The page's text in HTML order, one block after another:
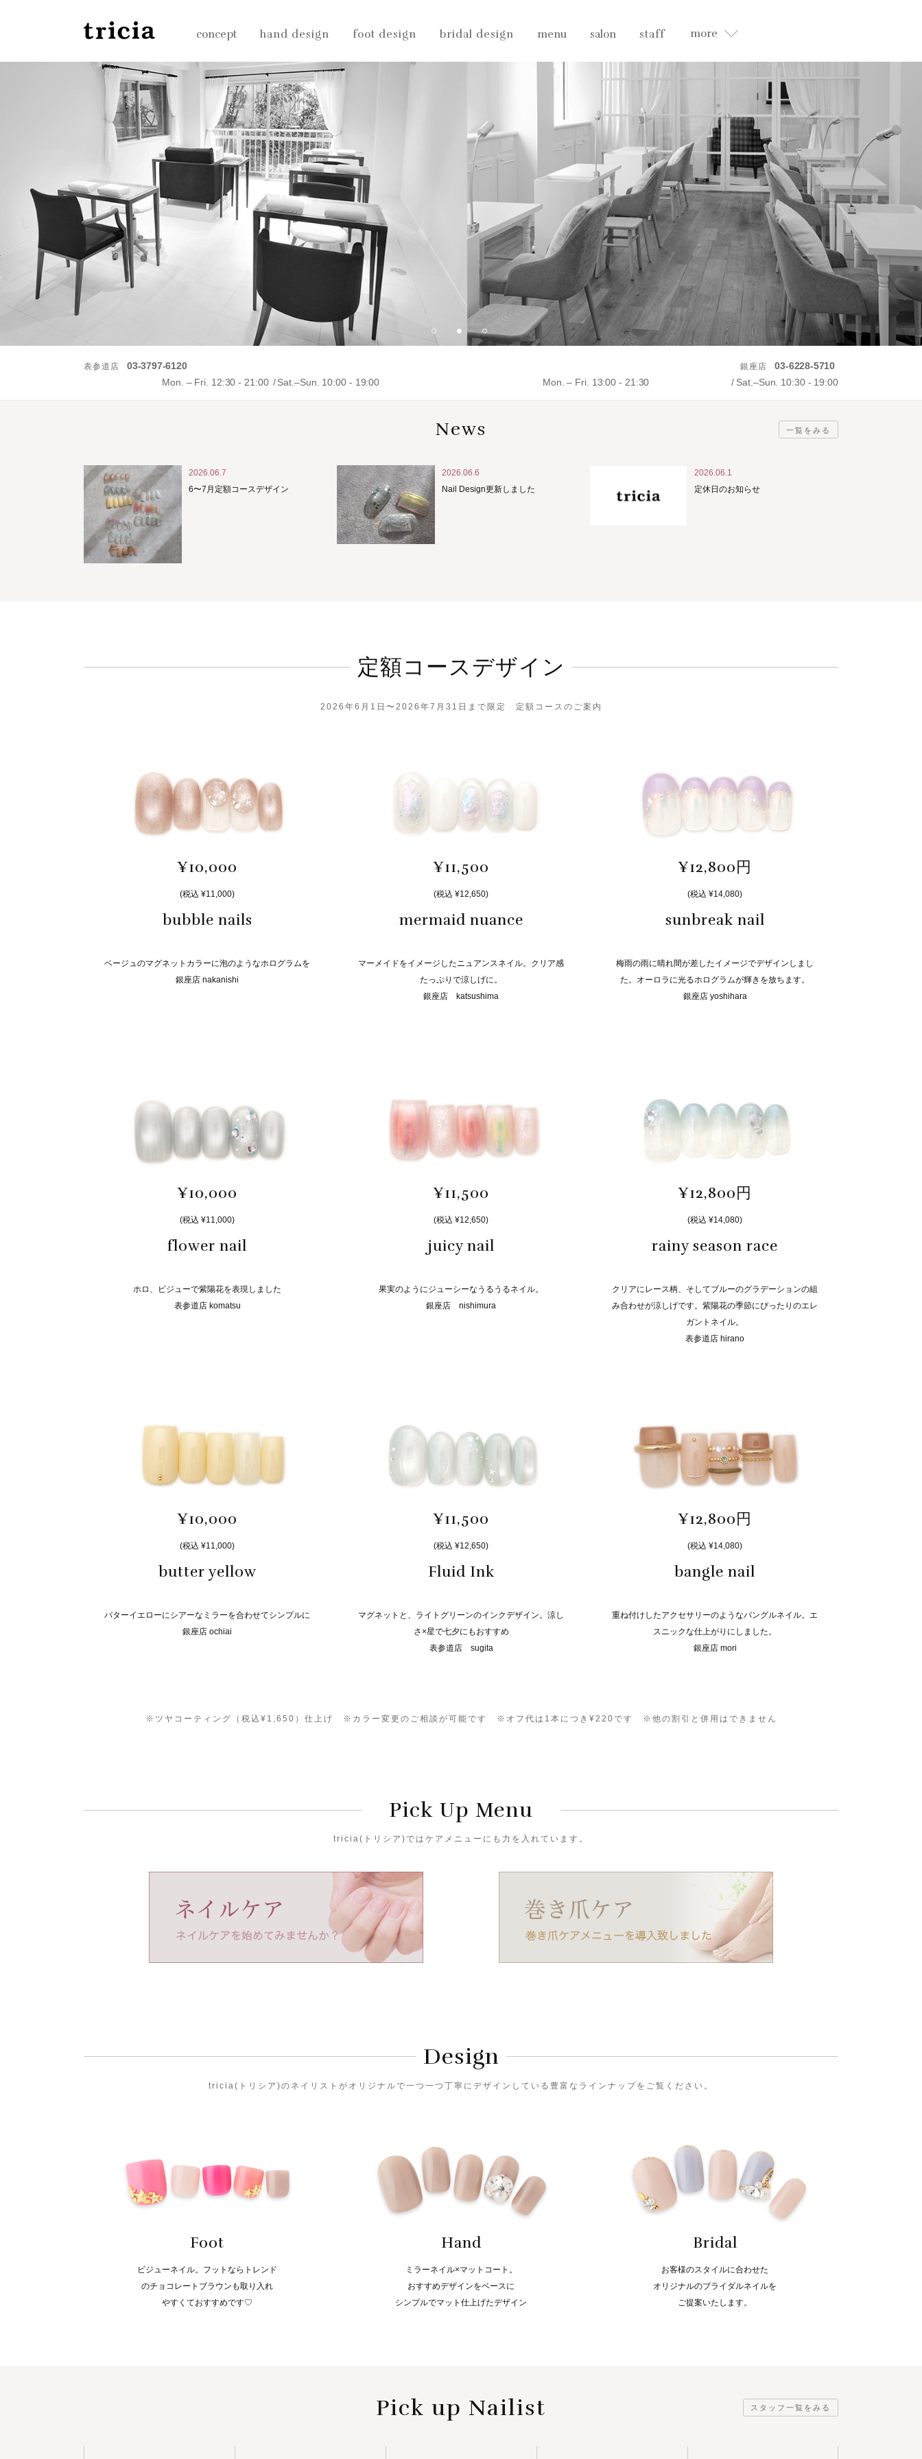
concept hand design foot design bridal design menu salon staff more
表参道店 03-3797-6120
Mon. – Fri. 12:30 - 21:00 Sat.–Sun. 10:00 - 19:00
銀座店 03-6228-5710
Mon. – Fri. 13:00 - 21:30 Sat.–Sun. 10:30 - 19:00
News 一覧をみる
2026.06.7
6〜7月定額コースデザイン
2026.06.6
Nail Design更新しました
2026.06.1
定休日のお知らせ
定額コースデザイン
2026年6月1日〜2026年7月31日まで限定 定額コースのご案内
¥10,000
(税込 ¥11,000)
bubble nails
ベージュのマグネットカラーに泡のようなホログラムを
銀座店 nakanishi
¥11,500
(税込 ¥12,650)
mermaid nuance
マーメイドをイメージしたニュアンスネイル。クリア感
たっぷりで涼しげに。
銀座店 katsushima
¥12,800円
(税込 ¥14,080)
sunbreak nail
梅雨の雨に晴れ間が差したイメージでデザインしまし
た。オーロラに光るホログラムが輝きを放ちます。
銀座店 yoshihara
¥10,000
(税込 ¥11,000)
flower nail
ホロ、ビジューで紫陽花を表現しました
表参道店 komatsu
¥11,500
(税込 ¥12,650)
juicy nail
果実のようにジューシーなうるうるネイル。
銀座店 nishimura
¥12,800円
(税込 ¥14,080)
rainy season race
クリアにレース柄、そしてブルーのグラデーションの組
み合わせが涼しげです。紫陽花の季節にぴったりのエレ
ガントネイル。
表参道店 hirano
¥10,000
(税込 ¥11,000)
butter yellow
バターイエローにシアーなミラーを合わせてシンプルに
銀座店 ochiai
¥11,500
(税込 ¥12,650)
Fluid Ink
マグネットと、ライトグリーンのインクデザイン。涼し
さ×星で七夕にもおすすめ
表参道店 sugita
¥12,800円
(税込 ¥14,080)
bangle nail
重ね付けしたアクセサリーのようなバングルネイル。エ
スニックな仕上がりにしました。
銀座店 mori
※ツヤコーティング（税込¥1,650）仕上げ ※カラー変更のご相談が可能です ※オフ代は1本につき¥220です ※他の割引と併用はできません
Pick Up Menu
tricia(トリシア)ではケアメニューにも力を入れています。
Design
tricia(トリシア)のネイリストがオリジナルで一つ一つ丁寧にデザインしている豊富なラインナップをご覧ください。
Foot
ビジューネイル。フットならトレンド
のチョコレートブラウンも取り入れ
やすくておすすめです♡
Hand
ミラーネイル×マットコート。
おすすめデザインをベースに
シンプルでマット仕上げたデザイン
Bridal
お客様のスタイルに合わせた
オリジナルのブライダルネイルを
ご提案いたします。
Pick up Nailist スタッフ一覧をみる